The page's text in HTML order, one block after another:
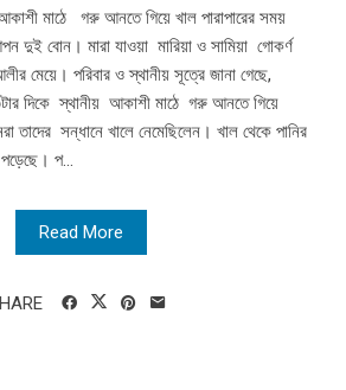
মাঠে গরু আনতে গিয়ে খাল পারাপারের সময়
দুই বোন। মারা যাওয়া মারিয়া ও সামিয়া গোকর্ণ
মেয়ে। পরিবার ও স্থানীয় সূত্রে জানা গেছে,
দিকে স্থানীয় আকাশী মাঠে গরু আনতে গিয়ে
তাদের সন্ধানে খালে নেমেছিলেন। খাল থেকে পানির
প...
Read More